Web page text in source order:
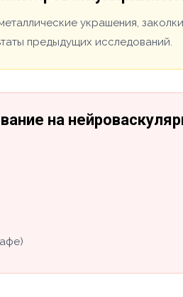
украшения,
предыдущих исследований.
на